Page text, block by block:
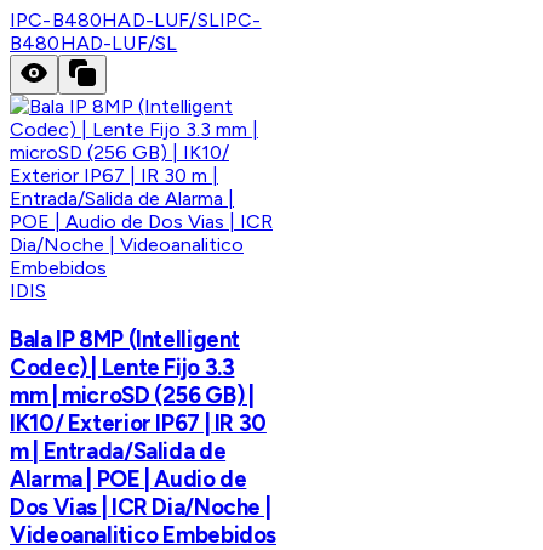
IPC-B480HAD-LUF/SLIPC-
B480HAD-LUF/SL
IDIS
Bala IP 8MP (Intelligent
Codec) | Lente Fijo 3.3
mm | microSD (256 GB) |
IK10/ Exterior IP67 | IR 30
m | Entrada/Salida de
Alarma | POE | Audio de
Dos Vias | ICR Dia/Noche |
Videoanalitico Embebidos